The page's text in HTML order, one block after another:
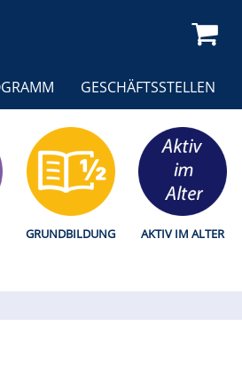
GESCHÄFTSSTELLEN
GRUNDBILDUNG AKTIV IM ALTER